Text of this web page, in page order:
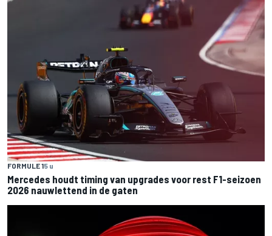
FORMULE 15 u
Mercedes houdt timing van upgrades voor rest F1-seizoen
2026 nauwlettend in de gaten